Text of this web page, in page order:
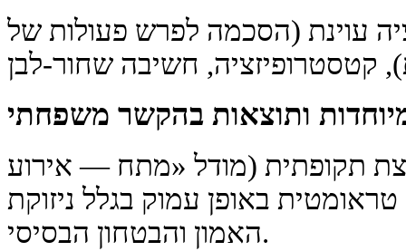
עוינת (הסכמה לפרש פעולות של
ותוצאות בהקשר משפחתי
תקופתית (מודל «מתח — אירוע
באופן עמוק בגלל ניזוקת
האמון והבטחון הבסיסי.